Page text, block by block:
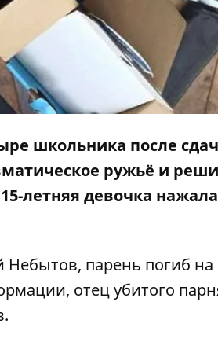
школьника после
ружьё и
летняя девочка
парень погиб на
отец убитого